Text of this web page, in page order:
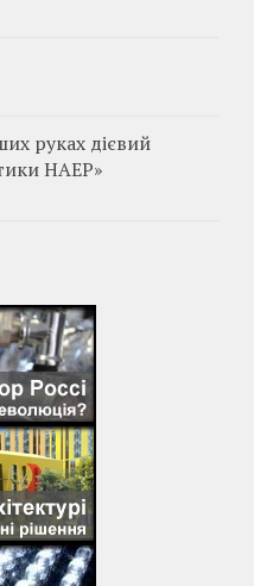
руках дієвий
НАЕР»